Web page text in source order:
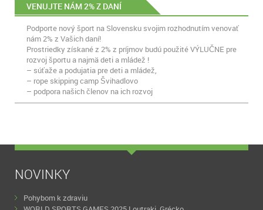
VENUJTE NÁM 2% Z DANÍ
Podporte nový šport na Slovensku svojim rozhodnutím venovať
nám 2% z Vašich daní!
Prostriedky získané z 2% z príjmov budú použité VÝLUČNE pre
rozvoj športu a najmä deti a mládež !
– súťaže a podujatia pre deti a mládež,
– rope skipping camp Švihadlovo
– podpora našich členov na ich rozvoj
NOVINKY
Pohybom k zdraviu